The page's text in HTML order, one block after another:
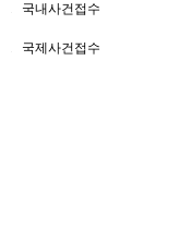
국내사건접수
국제사건접수